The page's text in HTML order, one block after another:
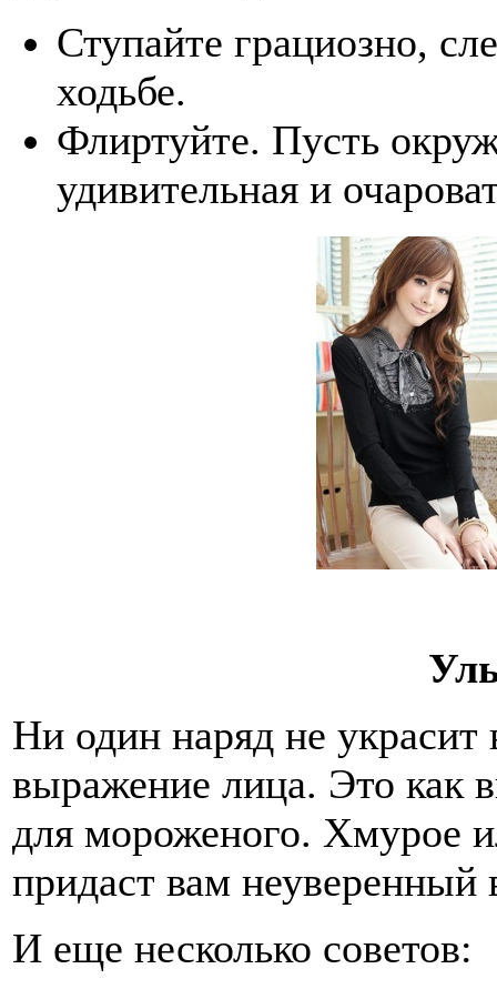
Ступайте грациозно,
ходьбе.
Флиртуйте. Пусть
удивительная и
Ни один наряд не украсит
выражение лица. Это как
для мороженого. Хмурое
придаст вам неуверенный
И еще несколько советов: